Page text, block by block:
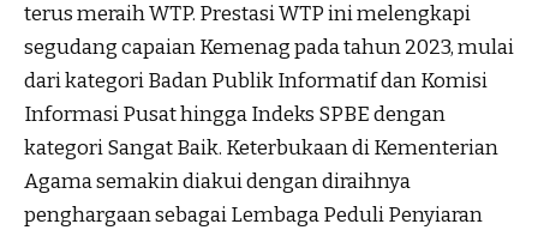
terus meraih WTP. Prestasi WTP ini melengkapi
segudang capaian Kemenag pada tahun 2023, mulai
dari kategori Badan Publik Informatif dan Komisi
Informasi Pusat hingga Indeks SPBE dengan
kategori Sangat Baik. Keterbukaan di Kementerian
Agama semakin diakui dengan diraihnya
penghargaan sebagai Lembaga Peduli Penyiaran